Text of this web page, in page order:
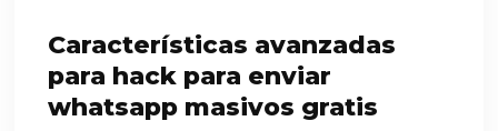
Características avanzadas
para hack para enviar
whatsapp masivos gratis